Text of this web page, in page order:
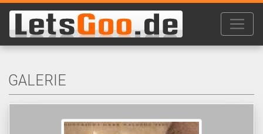
GALERIE